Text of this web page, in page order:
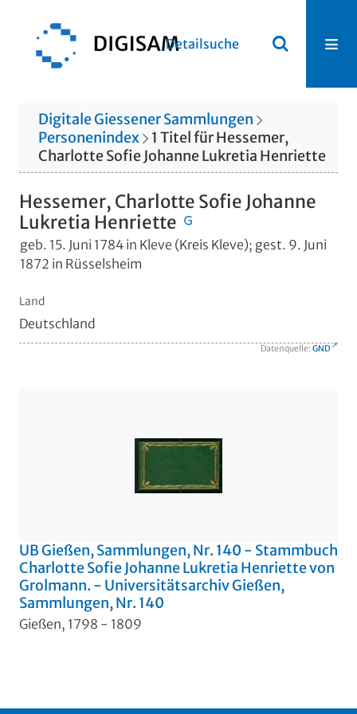
Detailsuche
Digitale Giessener Sammlungen
Personenindex
1 TitelfürHessemer,
Charlotte Sofie Johanne Lukretia Henriette
Hessemer, Charlotte Sofie Johanne
Lukretia Henriette
geb. 15. Juni 1784 in Kleve (Kreis Kleve); gest. 9. Juni
1872 in Rüsselsheim
Land
Deutschland
Datenquelle: GND
UB Gießen, Sammlungen, Nr. 140 - Stammbuch
Charlotte Sofie Johanne Lukretia Henriette von
Grolmann. - Universitätsarchiv Gießen,
Sammlungen, Nr. 140
Gießen, 1798 - 1809